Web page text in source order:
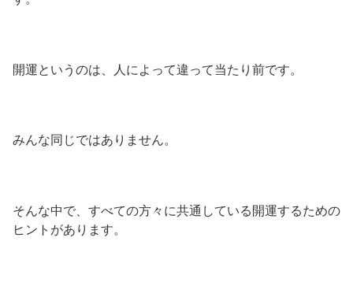
開運というのは、人によって違って当たり前です。
みんな同じではありません。
そんな中で、すべての方々に共通している開運するための
ヒントがあります。